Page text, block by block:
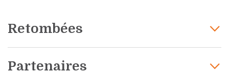
Retombées
Partenaires